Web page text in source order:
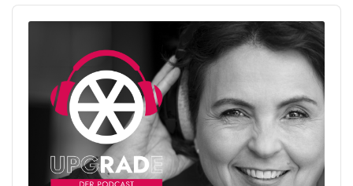
Audio
Player